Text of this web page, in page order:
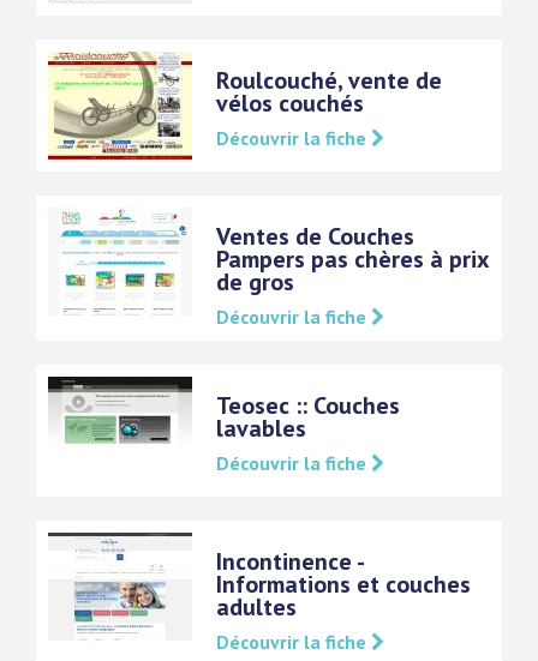
Roulcouché, vente de
vélos couchés
Découvrir la fiche
Ventes de Couches
Pampers pas chères à prix
de gros
Découvrir la fiche
Teosec :: Couches
lavables
Découvrir la fiche
Incontinence -
Informations et couches
adultes
Découvrir la fiche